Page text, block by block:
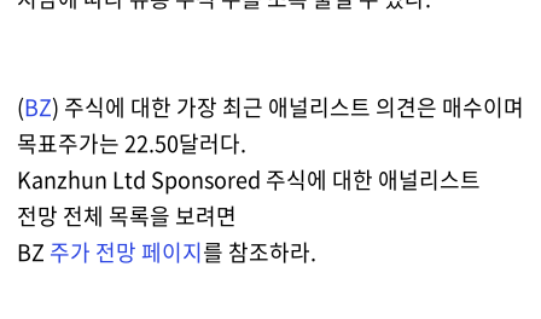
(BZ) 주식에 대한 가장 최근 애널리스트 의견은 매수이며
목표주가는 22.50달러다.
Kanzhun Ltd Sponsored 주식에 대한 애널리스트
전망 전체 목록을 보려면
BZ 주가 전망 페이지를 참조하라.